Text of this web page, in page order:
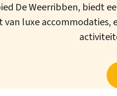
De Weerribben, biedt
van luxe